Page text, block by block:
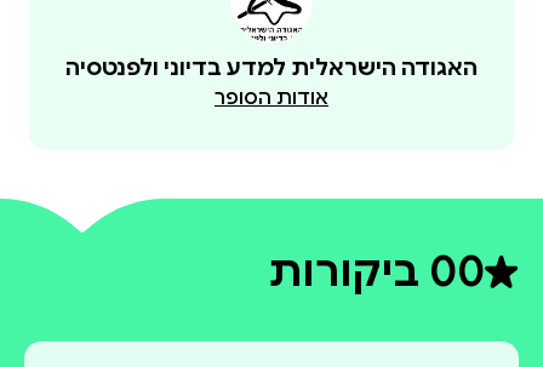
האגודה הישראלית למדע בדיוני ולפנטסיה
אודות הסופר
0דירוג ממוצע 0 מתוך 5
0 ביקורות